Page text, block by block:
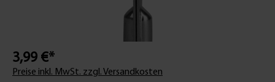
3,99 €*
Preise inkl. MwSt. zzgl. Versandkosten